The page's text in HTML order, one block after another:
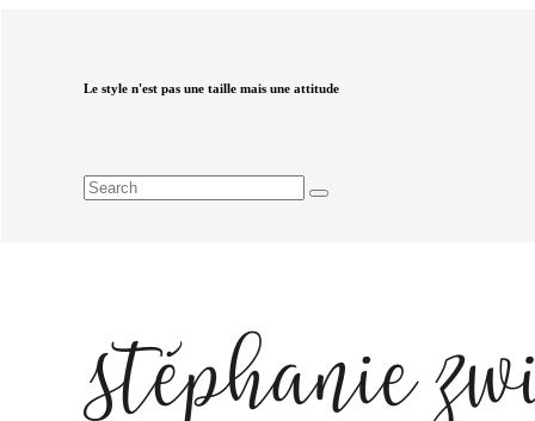
Le style n'est pas une taille mais une attitude